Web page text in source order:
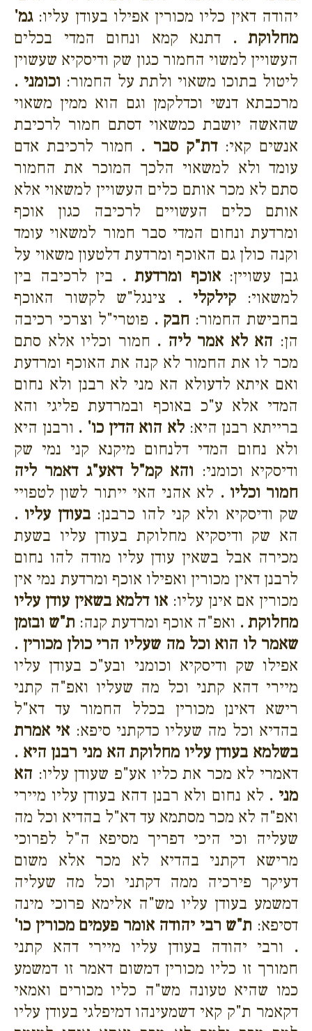
יהודה דאין כליו מכורין אפילו בעודן עליו:גמ'
מחלוקת . דתנא קמא ונחום המדי בכלים
העשויין למשוי החמור כגון שק ודיסקיא שעשוין
ליטול בתוכו משאוי ולתת על החמור: וכומני .
מרכבתא דנשי וכדלקמן וגם הוא ממין משאוי
שהאשה יושבת כמשאוי דסתם חמור לרכיבת
אנשים קאי:דת"ק סבר . חמור לרכיבת אדם
עומד ולא למשאוי הלכך המוכר את החמור
סתם לא מכר אותם כלים העשויין למשאוי אלא
אותם כלים העשויים לרכיבה כגון אוכף
ומרדעת ונחום המדי סבר חמור למשאוי עומד
וקנה כולן גם האוכף ומרדעת דלטעון משאוי על
גבן עשויין:אוכף ומרדעת . בין לרכיבה בין
למשאוי:קילקלי . צינגל"ש לקשור האוכף
בחבישת החמור: חבק . פוטרי"ל וצרכי רכיבה
הן: הא לא אמר ליה . חמור וכליו אלא סתם
מכר לו את החמור לא קנה את האוכף ומרדעת
ואם איתא לדעולא הא מני לא רבנן ולא נחום
המדי אלא ע"כ באוכף ובמרדעת פליגי והא
ברייתא רבנן היא: לא הוא הדין כו' . ורבנן היא
ולא נחום המדי דלנחום מיקנא קני נמי שק
ודיסקיא וכומני: והא קמ"ל דאע"ג דאמר ליה
חמור וכליו . לא אהני האי ייתור לשון לטפויי
שק ודיסקיא ולא קני להו כרבנן:בעודן עליו .
הא שק ודיסקיא מחלוקת בעודן עליו בשעת
מכירה אבל בשאין עודן עליו מודה להו נחום
לרבנן דאין מכורין ואפילו אוכף ומרדעת נמי אין
מכורין אם אינן עליו: או דלמא בשאין עודן עליו
מחלוקת . ואפ"ה אוכף ומרדעת קנה: ת"ש ובזמן
שאמר לו הוא וכל מה שעליו הרי כולן מכורין .
אפילו שק ודיסקיא וכומני ובע"כ בעודן עליו
מיירי דהא קתני וכל מה שעליו ואפ"ה קתני
רישא דאינן מכורין בכלל החמור עד דא"ל
בהדיא וכל מה שעליו כדקתני סיפא: אי אמרת
בשלמא בעודן עליו מחלוקת הא מני רבנן היא .
דאמרי לא מכר את כליו אע"פ שעודן עליו: הא
מני . לא נחום ולא רבנן דהא בעודן עליו מיירי
ואפ"ה לא מכר מסתמא עד דא"ל בהדיא וכל מה
שעליה וכי היכי דפריך מסיפא ה"ל לפרוכי
מרישא דקתני בהדיא לא מכר אלא משום
דעיקר פירכיה ממה דקתני וכל מה שעליה
דמשמע בעודן עליו מש"ה אלימא פרוכי מינה
דסיפא: ת"ש רבי יהודה אומר פעמים מכורין כו'
. ורבי יהודה בעודן עליו מיירי דהא קתני
חמורך זו כליו מכורין דמשום דאמר זו דמשמע
כמו שהיא טעונה מש"ה כליו מכורים ואמאי
דקאמר ת"ק קאי דשמעינהו דמיפלגי בעודן עליו